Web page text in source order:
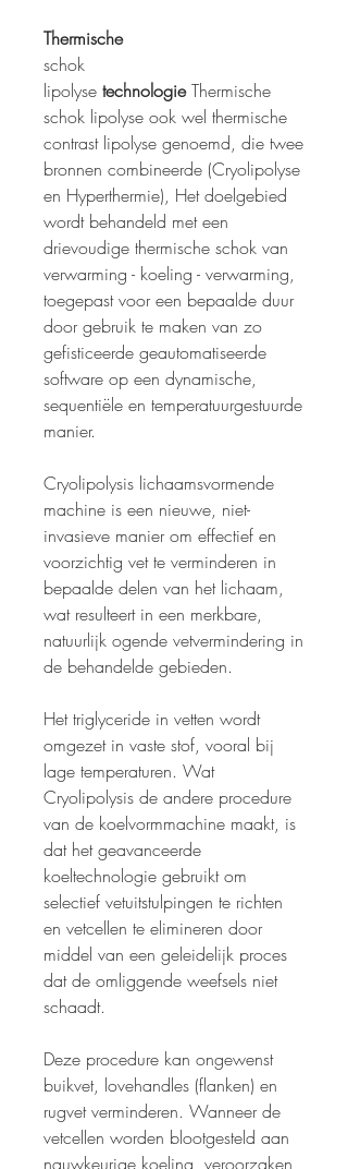
Thermische
schok
lipolyse technologieThermische
schok lipolyse ook wel thermische
contrast lipolyse genoemd, die twee
bronnen combineerde (Cryolipolyse
en Hyperthermie), Het doelgebied
wordt behandeld met een
drievoudige thermische schok van
verwarming - koeling - verwarming,
toegepast voor een bepaalde duur
door gebruik te maken van zo
gefisticeerde geautomatiseerde
software op een dynamische,
sequentiële en temperatuurgestuurde
manier.
Cryolipolysis lichaamsvormende
machine is een nieuwe, niet-
invasieve manier om effectief en
voorzichtig vet te verminderen in
bepaalde delen van het lichaam,
wat resulteert in een merkbare,
natuurlijk ogende vetvermindering in
de behandelde gebieden.
Het triglyceride in vetten wordt
omgezet in vaste stof, vooral bij
lage temperaturen. Wat
Cryolipolysis de andere procedure
van de koelvormmachine maakt, is
dat het geavanceerde
koeltechnologie gebruikt om
selectief vetuitstulpingen te richten
en vetcellen te elimineren door
middel van een geleidelijk proces
dat de omliggende weefsels niet
schaadt.
Deze procedure kan ongewenst
buikvet, lovehandles (flanken) en
rugvet verminderen. Wanneer de
vetcellen worden blootgesteld aan
nauwkeurige koeling, veroorzaken